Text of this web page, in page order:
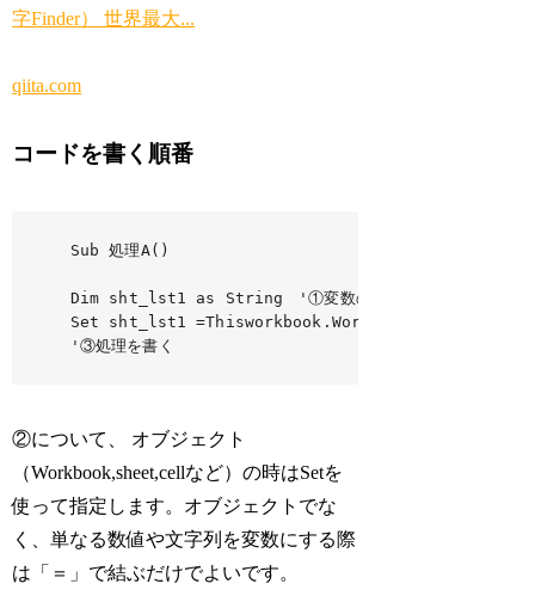
字Finder） 世界最大...
qiita.com
コードを書く順番
Sub 処理A()
Dim sht_lst1 as String　'①変数の宣言　「Dim 変数 as
Set sht_lst1 =Thisworkbook.Worksheet（"社員リスト
'③処理を書く
②について、 オブジェクト
（Workbook,sheet,cellなど）の時はSetを
使って指定します。オブジェクトでな
く、単なる数値や文字列を変数にする際
は「＝」で結ぶだけでよいです。